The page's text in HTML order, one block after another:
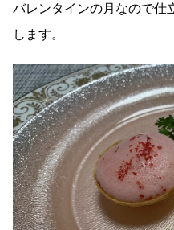
バレンタインの月なので仕
します。